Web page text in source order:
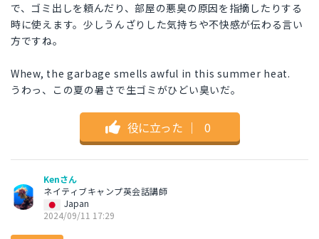
で、ゴミ出しを頼んだり、部屋の悪臭の原因を指摘したりする
時に使えます。少しうんざりした気持ちや不快感が伝わる言い
方ですね。
Whew, the garbage smells awful in this summer heat.
うわっ、この夏の暑さで生ゴミがひどい臭いだ。
役に立った ｜ 0
Kenさん
ネイティブキャンプ英会話講師
Japan
2024/09/11 17:29